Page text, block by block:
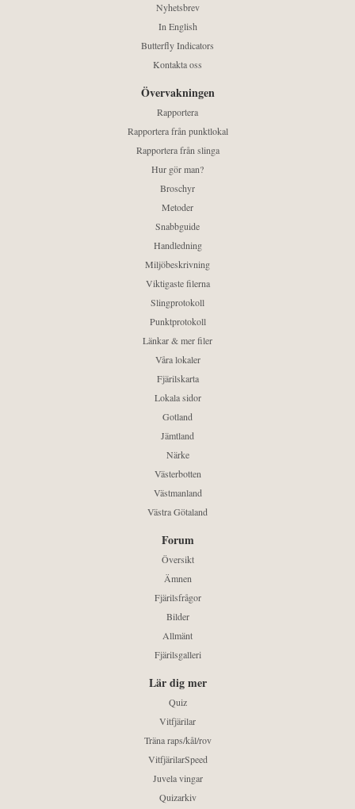
Nyhetsbrev
In English
Butterfly Indicators
Kontakta oss
Övervakningen
Rapportera
Rapportera från punktlokal
Rapportera från slinga
Hur gör man?
Broschyr
Metoder
Snabbguide
Handledning
Miljöbeskrivning
Viktigaste filerna
Slingprotokoll
Punktprotokoll
Länkar & mer filer
Våra lokaler
Fjärilskarta
Lokala sidor
Gotland
Jämtland
Närke
Västerbotten
Västmanland
Västra Götaland
Forum
Översikt
Ämnen
Fjärilsfrågor
Bilder
Allmänt
Fjärilsgalleri
Lär dig mer
Quiz
Vitfjärilar
Träna raps/kål/rov
VitfjärilarSpeed
Juvela vingar
Quizarkiv